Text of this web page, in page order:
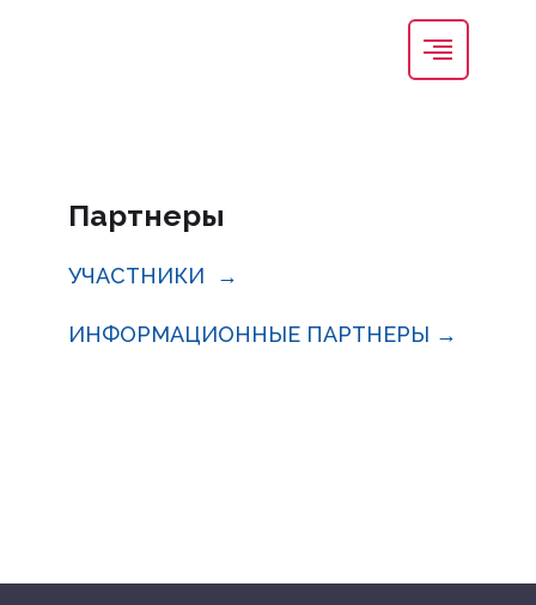
Партнеры
УЧАСТНИКИ →
ИНФОРМАЦИОННЫЕ ПАРТНЕРЫ →